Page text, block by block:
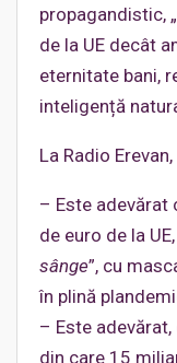
propagandistic,
de la UE decât
eternitate bani,
inteligență
La Radio
– Este adevărat
de euro de la
sânge”, cu
în plină
– Este
din care 15